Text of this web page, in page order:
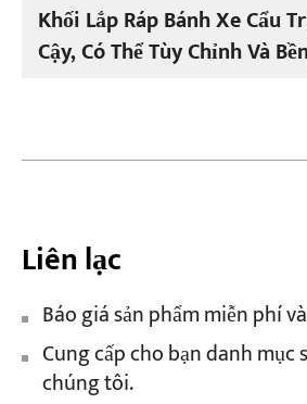
Khối Lắp Ráp Bánh Xe Cẩu
Cậy, Có Thể Tùy Chỉnh Và
Liên lạc
Báo giá sản phẩm miễn phí
Cung cấp cho bạn danh mục
chúng tôi.